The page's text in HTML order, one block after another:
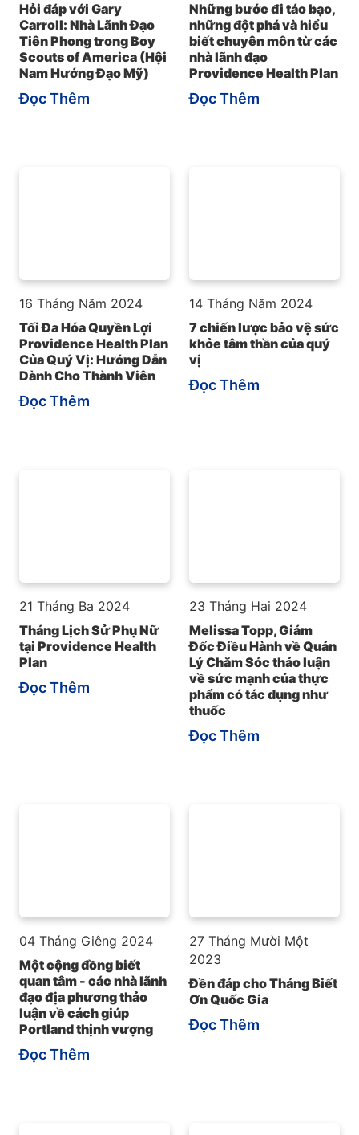
Hỏi đáp với Gary
Carroll: Nhà Lãnh Đạo
Tiên Phong trong Boy
Scouts of America (Hội
Nam Hướng Đạo Mỹ)
Đọc Thêm
Những bước đi táo bạo,
những đột phá và hiểu
biết chuyên môn từ các
nhà lãnh đạo
Providence Health Plan
Đọc Thêm
16 Tháng Năm 2024
Tối Đa Hóa Quyền Lợi
Providence Health Plan
Của Quý Vị: Hướng Dẫn
Dành Cho Thành Viên
Đọc Thêm
14 Tháng Năm 2024
7 chiến lược bảo vệ sức
khỏe tâm thần của quý
vị
Đọc Thêm
21 Tháng Ba 2024
Tháng Lịch Sử Phụ Nữ
tại Providence Health
Plan
Đọc Thêm
23 Tháng Hai 2024
Melissa Topp, Giám
Đốc Điều Hành về Quản
Lý Chăm Sóc thảo luận
về sức mạnh của thực
phẩm có tác dụng như
thuốc
Đọc Thêm
04 Tháng Giêng 2024
Một cộng đồng biết
quan tâm - các nhà lãnh
đạo địa phương thảo
luận về cách giúp
Portland thịnh vượng
Đọc Thêm
27 Tháng Mười Một
2023
Đền đáp cho Tháng Biết
Ơn Quốc Gia
Đọc Thêm